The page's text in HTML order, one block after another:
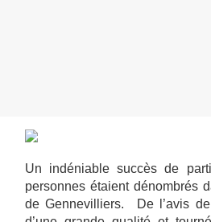
Un indéniable succès de
personnes étaient dénombrés
de Gennevilliers. De l’avis